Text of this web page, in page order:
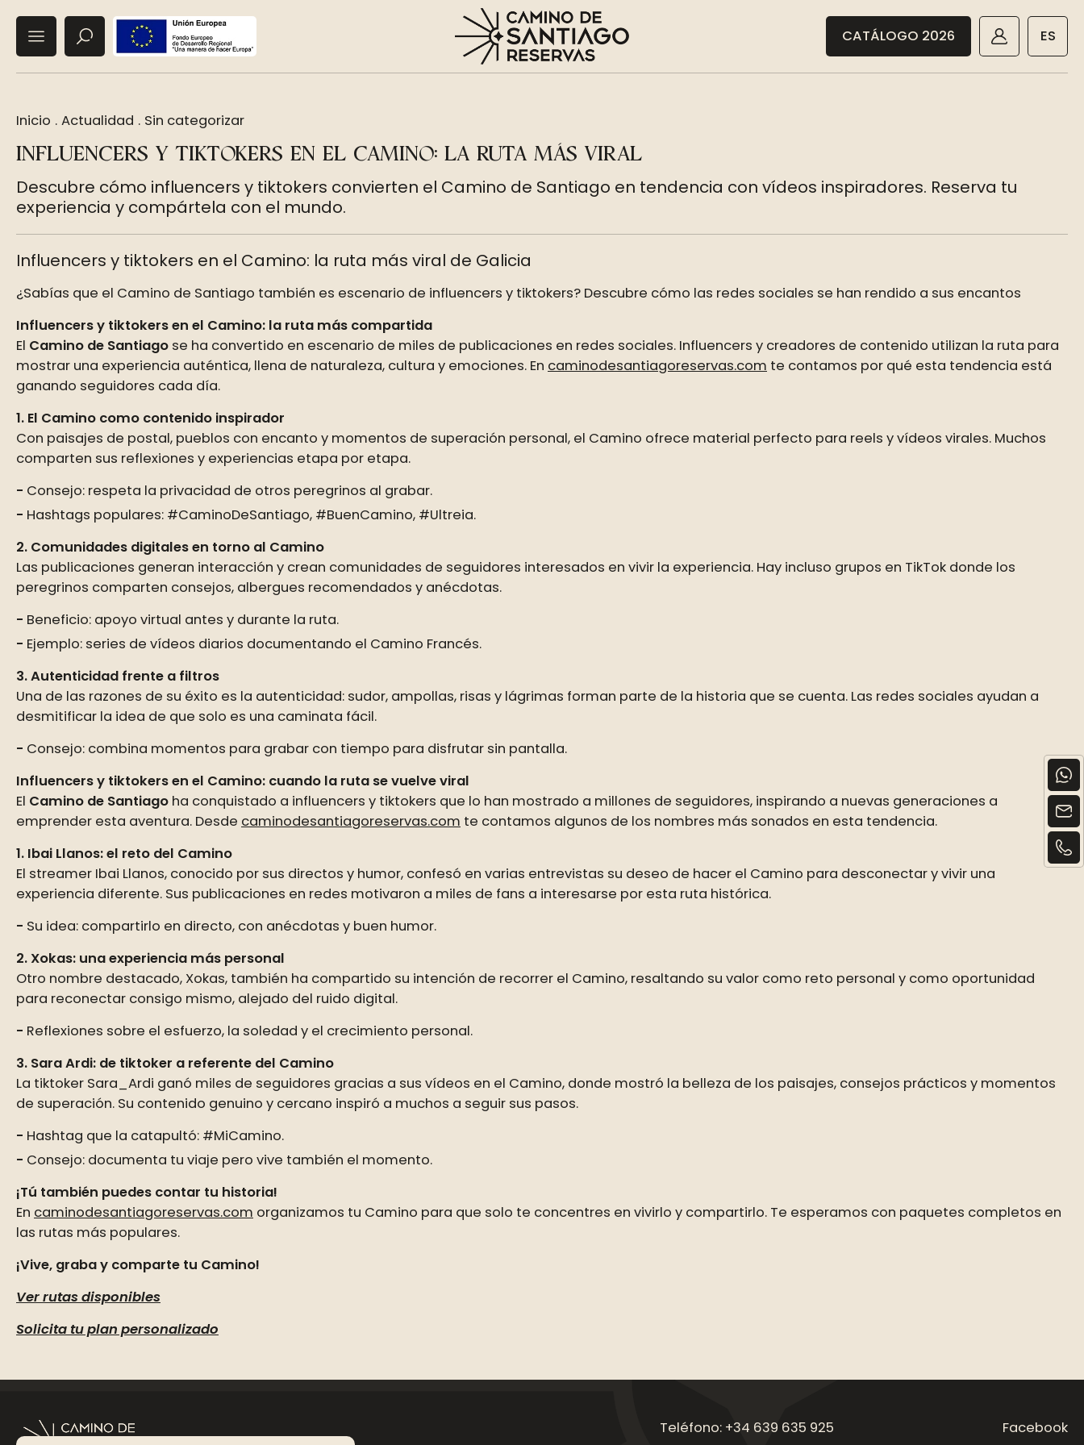
CATÁLOGO 2026 ES
Inicio . Actualidad . Sin categorizar
INFLUENCERS Y TIKTOKERS EN EL CAMINO: LA RUTA MÁS VIRAL
Descubre cómo influencers y tiktokers convierten el Camino de Santiago en tendencia con vídeos inspiradores. Reserva tu
experiencia y compártela con el mundo.
Influencers y tiktokers en el Camino: la ruta más viral de Galicia
¿Sabías que el Camino de Santiago también es escenario de influencers y tiktokers? Descubre cómo las redes sociales se han rendido a sus encantos
Influencers y tiktokers en el Camino: la ruta más compartida
El Camino de Santiago se ha convertido en escenario de miles de publicaciones en redes sociales. Influencers y creadores de contenido utilizan la ruta para
mostrar una experiencia auténtica, llena de naturaleza, cultura y emociones. En caminodesantiagoreservas.com te contamos por qué esta tendencia está
ganando seguidores cada día.
1. El Camino como contenido inspirador
Con paisajes de postal, pueblos con encanto y momentos de superación personal, el Camino ofrece material perfecto para reels y vídeos virales. Muchos
comparten sus reflexiones y experiencias etapa por etapa.
Consejo: respeta la privacidad de otros peregrinos al grabar.
Hashtags populares: #CaminoDeSantiago, #BuenCamino, #Ultreia.
2. Comunidades digitales en torno al Camino
Las publicaciones generan interacción y crean comunidades de seguidores interesados en vivir la experiencia. Hay incluso grupos en TikTok donde los
peregrinos comparten consejos, albergues recomendados y anécdotas.
Beneficio: apoyo virtual antes y durante la ruta.
Ejemplo: series de vídeos diarios documentando el Camino Francés.
3. Autenticidad frente a filtros
Una de las razones de su éxito es la autenticidad: sudor, ampollas, risas y lágrimas forman parte de la historia que se cuenta. Las redes sociales ayudan a
desmitificar la idea de que solo es una caminata fácil.
Consejo: combina momentos para grabar con tiempo para disfrutar sin pantalla.
Influencers y tiktokers en el Camino: cuando la ruta se vuelve viral
El Camino de Santiago ha conquistado a influencers y tiktokers que lo han mostrado a millones de seguidores, inspirando a nuevas generaciones a
emprender esta aventura. Desde caminodesantiagoreservas.com te contamos algunos de los nombres más sonados en esta tendencia.
1. Ibai Llanos: el reto del Camino
El streamer Ibai Llanos, conocido por sus directos y humor, confesó en varias entrevistas su deseo de hacer el Camino para desconectar y vivir una
experiencia diferente. Sus publicaciones en redes motivaron a miles de fans a interesarse por esta ruta histórica.
Su idea: compartirlo en directo, con anécdotas y buen humor.
2. Xokas: una experiencia más personal
Otro nombre destacado, Xokas, también ha compartido su intención de recorrer el Camino, resaltando su valor como reto personal y como oportunidad
para reconectar consigo mismo, alejado del ruido digital.
Reflexiones sobre el esfuerzo, la soledad y el crecimiento personal.
3. Sara Ardi: de tiktoker a referente del Camino
La tiktoker Sara_Ardi ganó miles de seguidores gracias a sus vídeos en el Camino, donde mostró la belleza de los paisajes, consejos prácticos y momentos
de superación. Su contenido genuino y cercano inspiró a muchos a seguir sus pasos.
Hashtag que la catapultó: #MiCamino.
Consejo: documenta tu viaje pero vive también el momento.
¡Tú también puedes contar tu historia!
En caminodesantiagoreservas.com organizamos tu Camino para que solo te concentres en vivirlo y compartirlo. Te esperamos con paquetes completos en
las rutas más populares.
¡Vive, graba y comparte tu Camino!
Ver rutas disponibles
Solicita tu plan personalizado
Teléfono: +34 639 635 925 Facebook